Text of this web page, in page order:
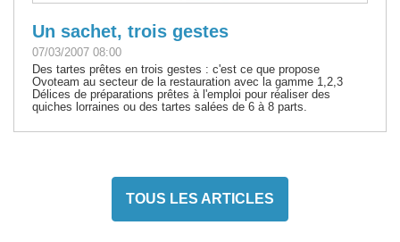
Un sachet, trois gestes
07/03/2007 08:00
Des tartes prêtes en trois gestes : c'est ce que propose
Ovoteam au secteur de la restauration avec la gamme 1,2,3
Délices de préparations prêtes à l'emploi pour réaliser des
quiches lorraines ou des tartes salées de 6 à 8 parts.
TOUS LES ARTICLES